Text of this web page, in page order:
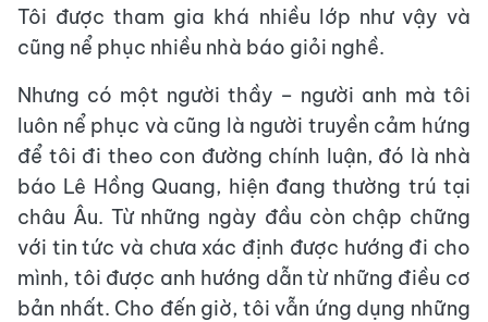
Tôi được tham gia khá nhiều lớp như vậy và
cũng nể phục nhiều nhà báo giỏi nghề.
Nhưng có một người thầy – người anh mà tôi
luôn nể phục và cũng là người truyền cảm hứng
để tôi đi theo con đường chính luận, đó là nhà
báo Lê Hồng Quang, hiện đang thường trú tại
châu Âu. Từ những ngày đầu còn chập chững
với tin tức và chưa xác định được hướng đi cho
mình, tôi được anh hướng dẫn từ những điều cơ
bản nhất. Cho đến giờ, tôi vẫn ứng dụng những